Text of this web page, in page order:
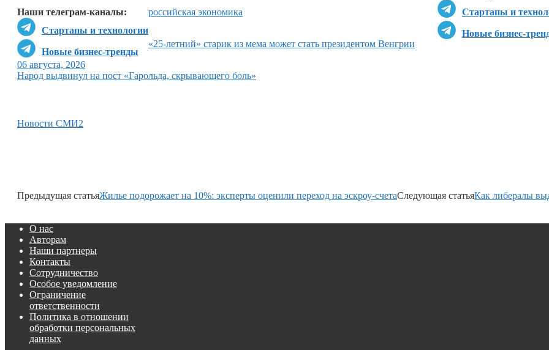
Стартапы и
Новые бизнес-
Наши телеграм-каналы:
Стартапы и технологии
Новые бизнес-тренды
российская экономика
«25-летний» старик из мема может стать президентом Венгрии
06 августа, 2026
Народ выдвинул на пост «Гарольда, скрывающего боль»
Новости СМИ2
Предыдущая статьяЖилье подорожает на 10%: эксперты оценили переход на эскроу-счетаСледующая статьяКак либералы
О нас
Авторам
Наши партнеры
Контакты
Сотрудничество
Особое уведомление
Ограничение
ответственности
Политика в отношении
обработки персональных
данных